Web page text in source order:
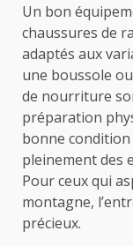
Un bon
chaussures de
adaptés aux
une boussole
de nourriture
préparation
bonne
pleinement des
Pour ceux qui
montagne,
précieux.